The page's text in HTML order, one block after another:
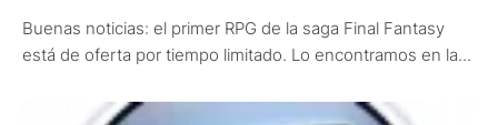
Buenas noticias: el primer RPG de la saga Final Fantasy
está de oferta por tiempo limitado. Lo encontramos en la...